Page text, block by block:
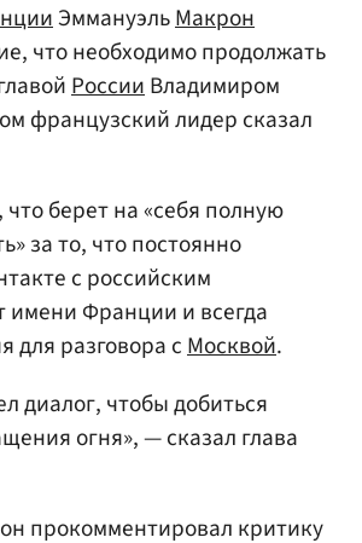
ЭммануэльМакрон
что необходимо продолжать
РоссииВладимиром
французский лидер сказал
берет на «себя полную
за то, что постоянно
с российским
имени Франции и всегда
для разговора сМосквой.
диалог, чтобы добиться
огня», — сказал глава
прокомментировал критику